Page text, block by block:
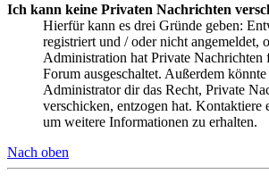
Ich kann keine Privaten Nachrichten
Hierfür kann es drei Gründe geben:
registriert und / oder nicht angemeldet,
Administration hat Private Nachrichten
Forum ausgeschaltet. Außerdem könnte
Administrator dir das Recht, Private
verschicken, entzogen hat. Kontaktiere
um weitere Informationen zu erhalten.
Nach oben